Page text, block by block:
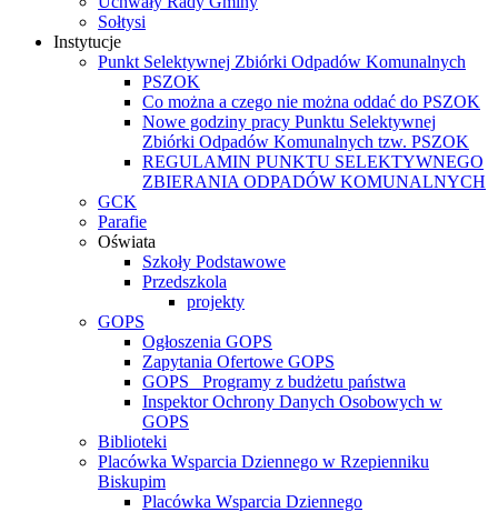
Sołtysi
Instytucje
Punkt Selektywnej Zbiórki Odpadów Komunalnych
PSZOK
Co można a czego nie można oddać do PSZOK
Nowe godziny pracy Punktu Selektywnej
Zbiórki Odpadów Komunalnych tzw. PSZOK
REGULAMIN PUNKTU SELEKTYWNEGO
ZBIERANIA ODPADÓW KOMUNALNYCH
GCK
Parafie
Oświata
Szkoły Podstawowe
Przedszkola
projekty
GOPS
Ogłoszenia GOPS
Zapytania Ofertowe GOPS
GOPS_ Programy z budżetu państwa
Inspektor Ochrony Danych Osobowych w
GOPS
Biblioteki
Placówka Wsparcia Dziennego w Rzepienniku
Biskupim
Placówka Wsparcia Dziennego